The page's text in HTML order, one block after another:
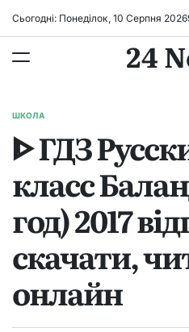
Сьогодні: Понеділок, 10 Серпня 2026
24
ОПУБЛІКУВАТИ
ШКОЛА
ᐈ ГДЗ
класс
год) 2017
скачати,
онлайн